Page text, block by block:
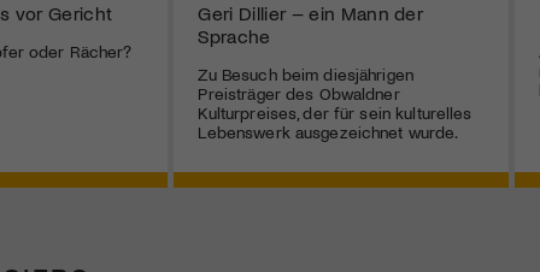
vor Gericht
oder Rächer?
Geri Dillier – ein Mann der
Sprache
Zu Besuch beim diesjährigen
Preisträger des Obwaldner
Kulturpreises, der für sein kulturelles
Lebenswerk ausgezeichnet wurde.